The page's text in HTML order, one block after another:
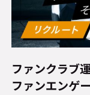
ファンクラブ
ファンエンゲ